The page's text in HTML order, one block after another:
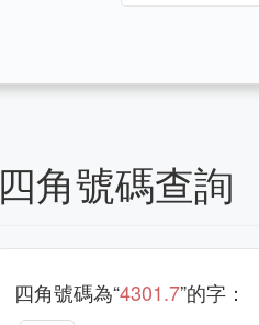
四角號碼查詢
四角號碼為“4301.7”的字：